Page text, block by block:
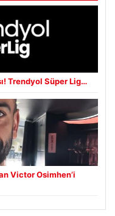
Trendyol Süper Lig…
Victor Osimhen’i